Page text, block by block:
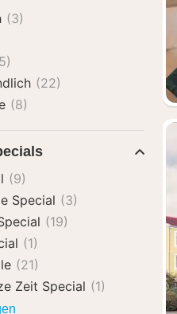
(3)
(22)
(8)
(9)
Special (3)
(19)
(1)
(21)
Zeit Special (1)